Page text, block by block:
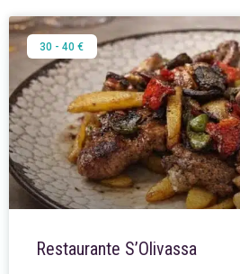
Home Cocina
30 - 40 €
Restaurante S’Olivassa